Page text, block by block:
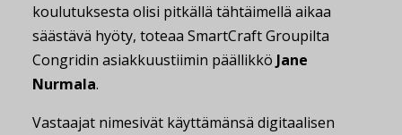
koulutuksesta olisi pitkällä tähtäimellä aikaa
säästävä hyöty, toteaa SmartCraft Groupilta
Congridin asiakkuustiimin päällikkö Jane
Nurmala.
Vastaajat nimesivät käyttämänsä digitaalisen